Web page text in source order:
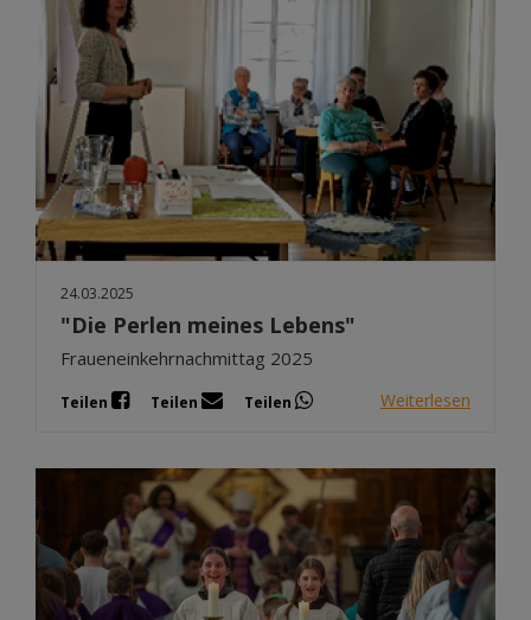
24.03.2025
"Die Perlen meines Lebens"
Fraueneinkehrnachmittag 2025
Teilen Teilen Teilen Weiterlesen